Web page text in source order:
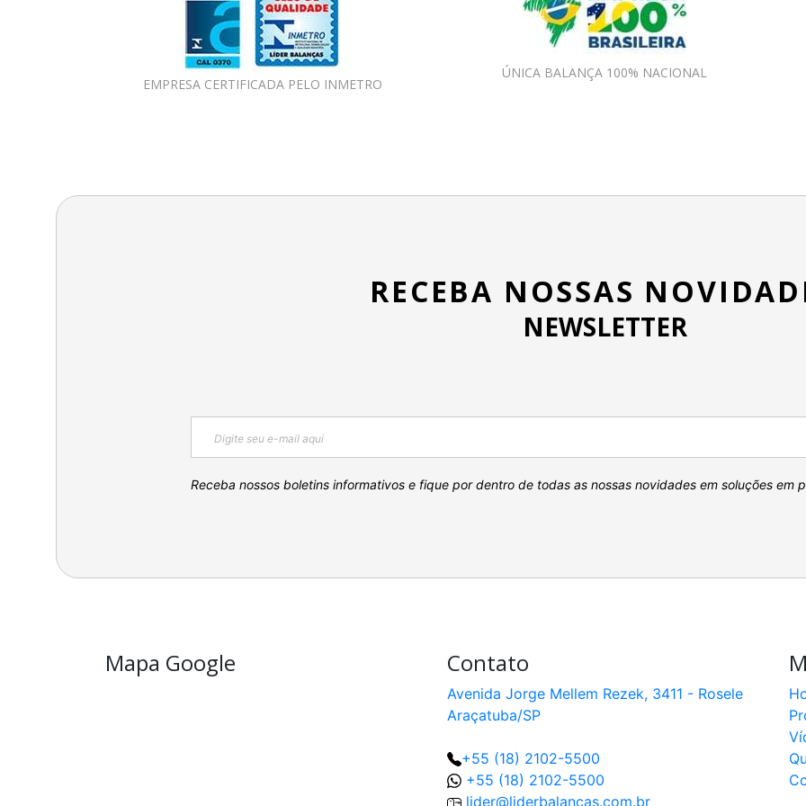
EMPRESA CERTIFICADA PELO INMETRO
ÚNICA BALANÇA 100% NACIONAL
RECEBA NOSSAS
NEWSLETTER
Receba nossos boletins informativos e fique por dentro de todas as nossas novidades em soluções em
Mapa Google Contato
Avenida Jorge Mellem Rezek, 3411 - Rosele
Araçatuba/SP
+55 (18) 2102-5500
+55 (18) 2102-5500
lider@liderbalancas.com.br